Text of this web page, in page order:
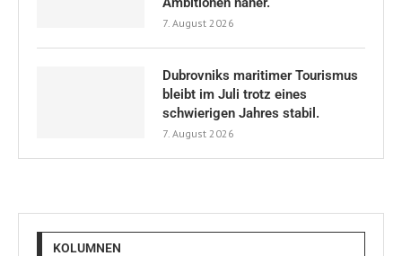
7. August 2026
Dubrovniks maritimer Tourismus
bleibt im Juli trotz eines
schwierigen Jahres stabil.
7. August 2026
KOLUMNEN